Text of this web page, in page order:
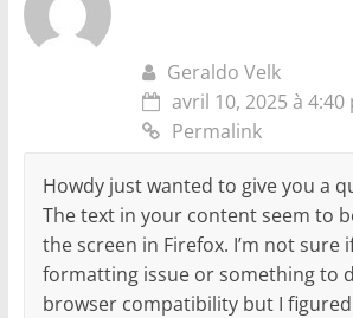
Geraldo Velk
avril 10, 2025 à 4:40
Permalink
Howdy just wanted to give you a
The text in your content seem to
the screen in Firefox. I’m not sure
formatting issue or something to
browser compatibility but I figured